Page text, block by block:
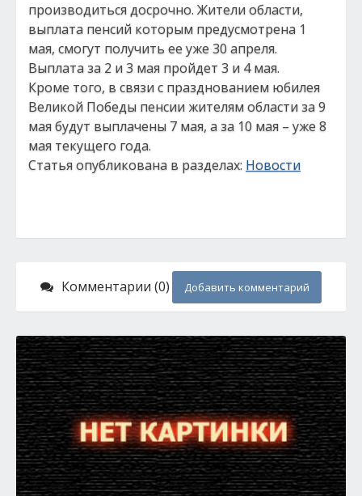
производиться досрочно. Жители области,
выплата пенсий которым предусмотрена 1
мая, смогут получить ее уже 30 апреля.
Выплата за 2 и 3 мая пройдет 3 и 4 мая.
Кроме того, в связи с празднованием юбилея
Великой Победы пенсии жителям области за 9
мая будут выплачены 7 мая, а за 10 мая – уже 8
мая текущего года.
Статья опубликована в разделах: Новости
Комментарии (0) Добавить комментарий